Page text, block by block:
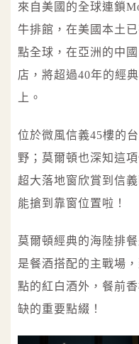
來自美國的全球連鎖
牛排館，在美國本土
點全球，在亞洲的中
店，將超過40年的經
上。
位於微風信義45樓的
野；莫爾頓也深知這
超大落地窗欣賞到信
能搶到靠窗位置啦！
莫爾頓經典的海陸排
是餐酒搭配的主戰場
點的紅白酒外，餐前
缺的重要點綴！